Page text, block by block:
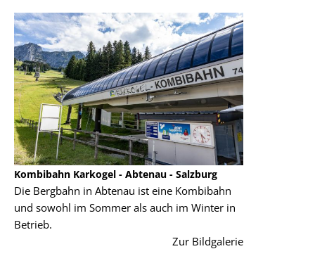
Kombibahn Karkogel - Abtenau - Salzburg
Die Bergbahn in Abtenau ist eine Kombibahn
und sowohl im Sommer als auch im Winter in
Betrieb.
Zur Bildgalerie